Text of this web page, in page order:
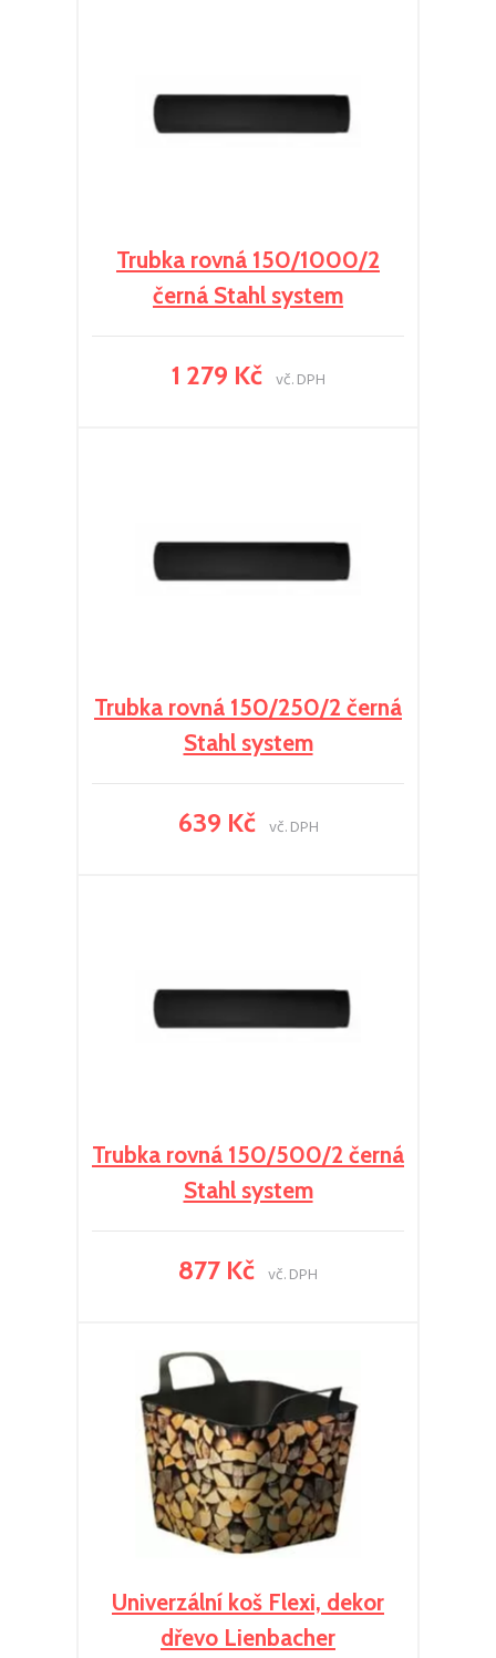
Trubka rovná 150/1000/2
černá Stahl system
1 279 Kč vč. DPH
Trubka rovná 150/250/2 černá
Stahl system
639 Kč vč. DPH
Trubka rovná 150/500/2 černá
Stahl system
877 Kč vč. DPH
Univerzální koš Flexi, dekor
dřevo Lienbacher